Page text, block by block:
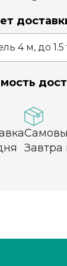
Завтра